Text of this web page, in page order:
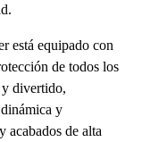
está equipado con
de todos los
y divertido,
y
acabados de alta